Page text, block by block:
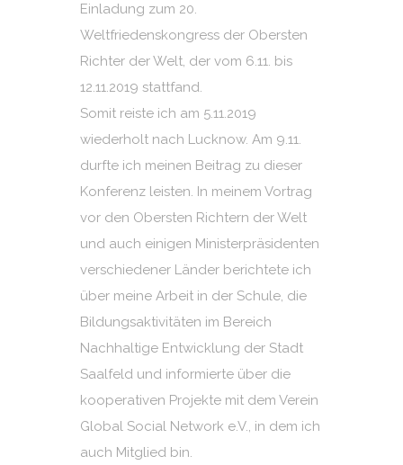
Einladung zum 20.
Weltfriedenskongress der Obersten
Richter der Welt, der vom 6.11. bis
12.11.2019 stattfand.
Somit reiste ich am 5.11.2019
wiederholt nach Lucknow. Am 9.11.
durfte ich meinen Beitrag zu dieser
Konferenz leisten. In meinem Vortrag
vor den Obersten Richtern der Welt
und auch einigen Ministerpräsidenten
verschiedener Länder berichtete ich
über meine Arbeit in der Schule, die
Bildungsaktivitäten im Bereich
Nachhaltige Entwicklung der Stadt
Saalfeld und informierte über die
kooperativen Projekte mit dem Verein
Global Social Network e.V., in dem ich
auch Mitglied bin.